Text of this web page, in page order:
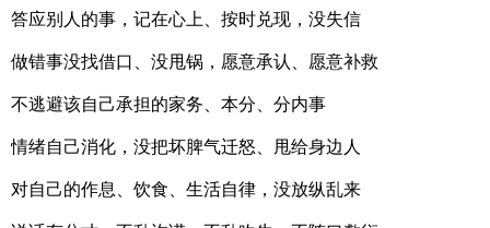
答应别人的事，记在心上、按时兑现，没失信
做错事没找借口、没甩锅，愿意承认、愿意补救
不逃避该自己承担的家务、本分、分内事
情绪自己消化，没把坏脾气迁怒、甩给身边人
对自己的作息、饮食、生活自律，没放纵乱来